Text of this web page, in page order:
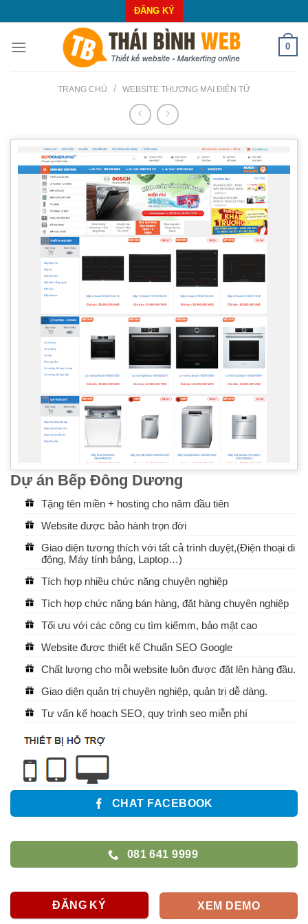
to
content
ĐĂNG KÝ
0
TRANG CHỦ / WEBSITE THƯƠNG MẠI ĐIỆN TỬ
Dự án Bếp Đông Dương
Tặng tên miền + hosting cho năm đầu tiên
Website được bảo hành trọn đời
Giao diện tương thích với tất cả trình duyệt,(Điện thoại di
động, Máy tính bảng, Laptop…)
Tích hợp nhiều chức năng chuyên nghiệp
Tích hợp chức năng bán hàng, đặt hàng chuyên nghiệp
Tối ưu với các công cụ tìm kiếmm, bảo mật cao
Website được thiết kế Chuẩn SEO Google
Chất lượng cho mỗi website luôn được đặt lên hàng đầu.
Giao diện quản trị chuyên nghiệp, quản trị dễ dàng.
Tư vấn kế hoạch SEO, quy trình seo miễn phí
CHAT FACEBOOK
081 641 9999
ĐĂNG KÝ XEM DEMO